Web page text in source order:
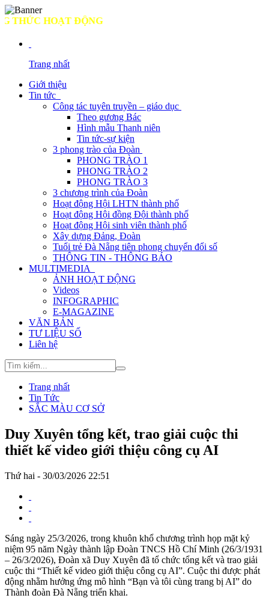
HOẠT ĐỘNG
Trang nhất
Giới thiệu
Tin tức
Công tác tuyên truyền – giáo dục
Theo gương Bác
Hình mẫu Thanh niên
Tin tức-sự kiện
3 phong trào của Đoàn
PHONG TRÀO 1
PHONG TRÀO 2
PHONG TRÀO 3
3 chương trình của Đoàn
Hoạt động Hội LHTN thành phố
Hoạt động Hội đồng Đội thành phố
Hoạt động Hội sinh viên thành phố
Xây dựng Đảng, Đoàn
Tuổi trẻ Đà Nẵng tiên phong chuyển đổi số
THÔNG TIN - THÔNG BÁO
MULTIMEDIA
ẢNH HOẠT ĐỘNG
Videos
INFOGRAPHIC
E-MAGAZINE
VĂN BẢN
TƯ LIỆU SỐ
Liên hệ
Trang nhất
Tin Tức
SẮC MÀU CƠ SỞ
Duy Xuyên tổng kết, trao giải cuộc thi
thiết kế video giới thiệu công cụ AI
Thứ hai - 30/03/2026 22:51
Sáng ngày 25/3/2026, trong khuôn khổ chương trình họp mặt kỷ
niệm 95 năm Ngày thành lập Đoàn TNCS Hồ Chí Minh (26/3/1931
– 26/3/2026), Đoàn xã Duy Xuyên đã tổ chức tổng kết và trao giải
cuộc thi “Thiết kế video giới thiệu công cụ AI”. Cuộc thi được phát
động nhằm hưởng ứng mô hình “Bạn và tôi cùng trang bị AI” do
Thành đoàn Đà Nẵng triển khai.